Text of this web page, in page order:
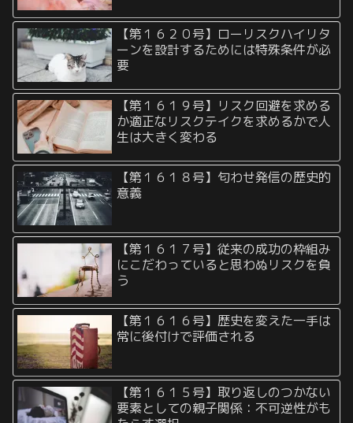
【第１６２０号】ローリスクハイリタ
ーンを設計するためには特殊条件が必
要
【第１６１９号】リスク回避を求める
か適正なリスクテイクを求めるかで人
生は大きく変わる
【第１６１８号】匂わせ発信の歴史的
意義
【第１６１７号】従来の成功の枠組み
にこだわっていると思わぬリスクを負
う
【第１６１６号】歴史を変えた一手は
常に後付けで評価される
【第１６１５号】取り返しのつかない
要素としての親子関係：不可逆性がも